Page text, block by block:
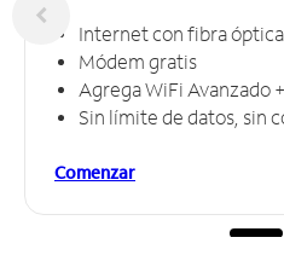
Internet con fibra óptica
Módem gratis
Agrega WiFi Avanzado
Sin límite de datos, sin
Comenzar